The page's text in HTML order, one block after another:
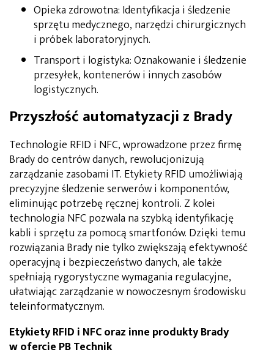
Opieka zdrowotna: Identyfikacja i śledzenie
sprzętu medycznego, narzędzi chirurgicznych
i próbek laboratoryjnych.
Transport i logistyka: Oznakowanie i śledzenie
przesyłek, kontenerów i innych zasobów
logistycznych.
Przyszłość automatyzacji z Brady
Technologie RFID i NFC, wprowadzone przez firmę
Brady do centrów danych, rewolucjonizują
zarządzanie zasobami IT. Etykiety RFID umożliwiają
precyzyjne śledzenie serwerów i komponentów,
eliminując potrzebę ręcznej kontroli. Z kolei
technologia NFC pozwala na szybką identyfikację
kabli i sprzętu za pomocą smartfonów. Dzięki temu
rozwiązania Brady nie tylko zwiększają efektywność
operacyjną i bezpieczeństwo danych, ale także
spełniają rygorystyczne wymagania regulacyjne,
ułatwiając zarządzanie w nowoczesnym środowisku
teleinformatycznym.
Etykiety RFID i NFC oraz inne produkty Brady
w ofercie PB Technik